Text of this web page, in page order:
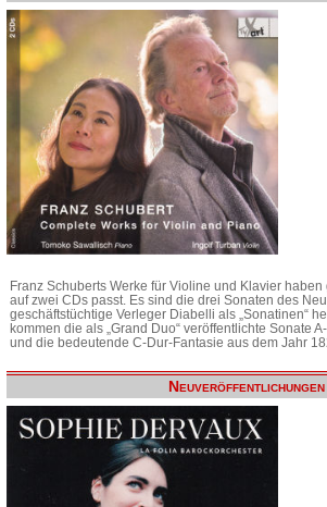
Franz Schuberts Werke für Violine und Klavier
auf zwei CDs passt. Es sind die drei Sonaten des
geschäftstüchtige Verleger Diabelli als „Sonatinen“
kommen die als „Grand Duo“ veröffentlichte Sonate
und die bedeutende C-Dur-Fantasie aus dem Jahr
Neuveröffentlichungen